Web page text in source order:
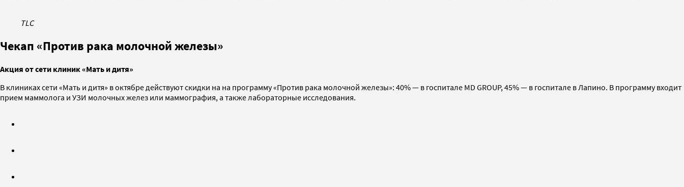
TLC
Чекап «Против рака молочной железы»
Акция от сети клиник «Мать и дитя»
В клиниках сети «Мать и дитя» в октябре действуют скидки на на программу «Против рака молочной железы»: 40% — в госпитале MD GROUP, 45% — в госпитале в Лапино. В программу входит
прием маммолога и УЗИ молочных желез или маммография, а также лабораторные исследования.